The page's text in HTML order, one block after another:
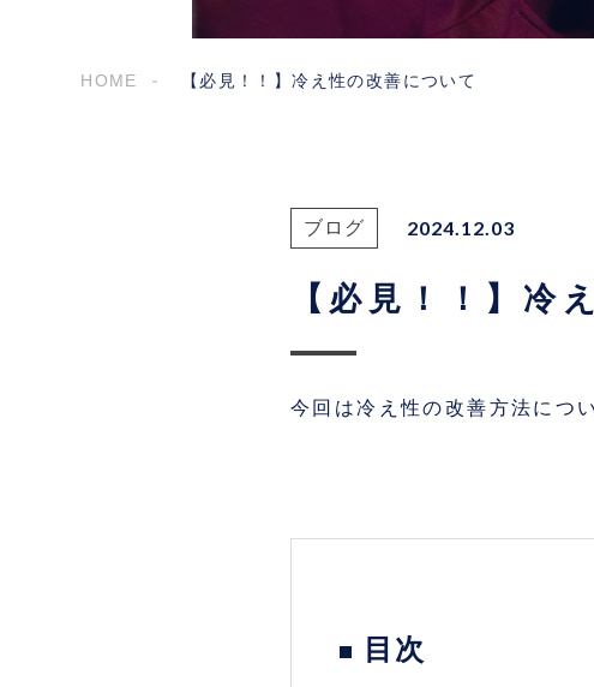
HOME 【必見！！】冷え性の改善について
ブログ 2024.12.03
【必見！！】冷
今回は冷え性の改善方法につ
目次